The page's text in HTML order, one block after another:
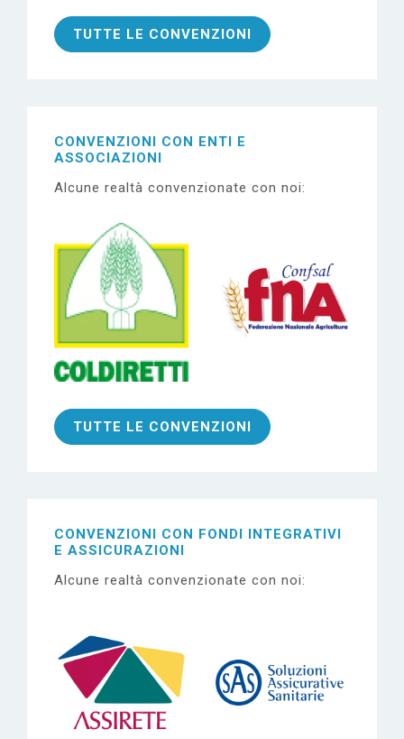
TUTTE LE CONVENZIONI
CONVENZIONI CON ENTI E
ASSOCIAZIONI
Alcune realtà convenzionate con noi:
TUTTE LE CONVENZIONI
CONVENZIONI CON FONDI INTEGRATIVI
E ASSICURAZIONI
Alcune realtà convenzionate con noi: